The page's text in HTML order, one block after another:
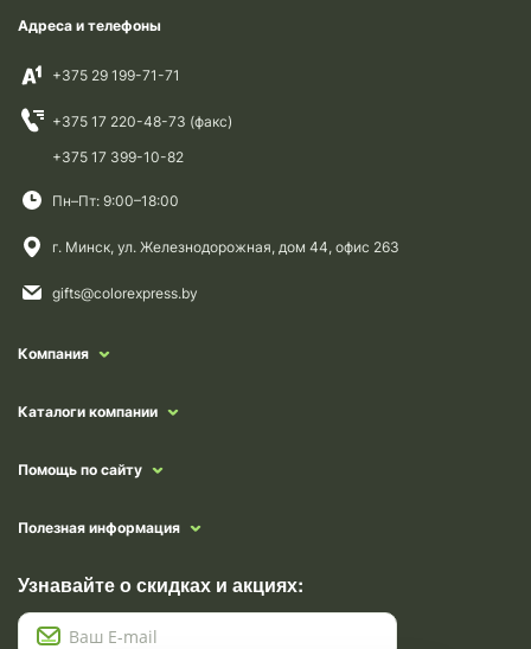
Адреса и телефоны
+375 29 199-71-71
+375 17 220-48-73 (факс)
+375 17 399-10-82
Пн–Пт: 9:00–18:00
г. Минск, ул. Железнодорожная, дом 44, офис 263
gifts@colorexpress.by
Компания
Каталоги компании
Помощь по сайту
Полезная информация
Узнавайте о скидках и акциях: